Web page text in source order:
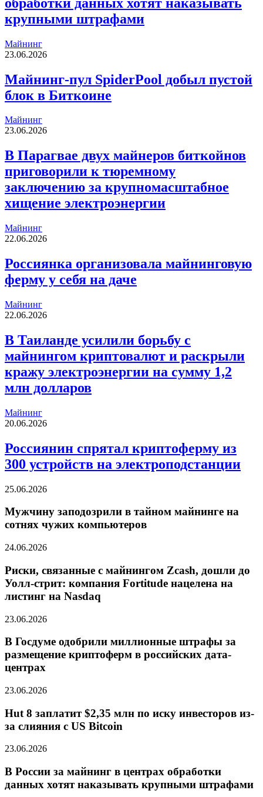
крупными штрафами
Майнинг
23.06.2026
Майнинг-пул SpiderPool добыл пустой
блок в Биткоине
Майнинг
23.06.2026
В Парагвае двух майнеров биткойнов
приговорили к тюремному
заключению за крупномасштабное
хищение электроэнергии
Майнинг
22.06.2026
Россиянка организовала майнинговую
ферму у себя на даче
Майнинг
22.06.2026
В Таиланде усилили борьбу с
майнингом криптовалют и раскрыли
кражу электроэнергии на сумму 1,2
млн долларов
Майнинг
20.06.2026
Россиянин спрятал криптоферму из
300 устройств на электроподстанции
25.06.2026
Мужчину заподозрили в тайном майнинге на
сотнях чужих компьютеров
24.06.2026
Риски, связанные с майнингом Zcash, дошли до
Уолл-стрит: компания Fortitude нацелена на
листинг на Nasdaq
23.06.2026
В Госдуме одобрили миллионные штрафы за
размещение криптоферм в российских дата-
центрах
23.06.2026
Hut 8 заплатит $2,35 млн по иску инвесторов из-
за слияния с US Bitcoin
23.06.2026
В России за майнинг в центрах обработки
данных хотят наказывать крупными штрафами